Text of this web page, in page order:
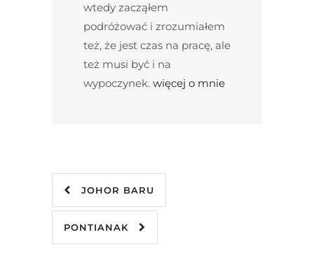
wtedy zacząłem
podróżować i zrozumiałem
też, że jest czas na pracę, ale
też musi być i na
wypoczynek. więcej o mnie
JOHOR BARU
PONTIANAK